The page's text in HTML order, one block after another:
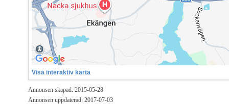
Visa interaktiv karta
Annonsen skapad: 2015-05-28
Annonsen uppdaterad: 2017-07-03